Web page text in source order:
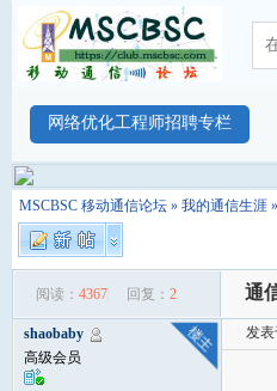
网络优化工程师招聘专栏
MSCBSC 移动通信论坛 » 我的通信生涯
阅读： 4367 回复： 2 通
shaobaby
高级会员
发表